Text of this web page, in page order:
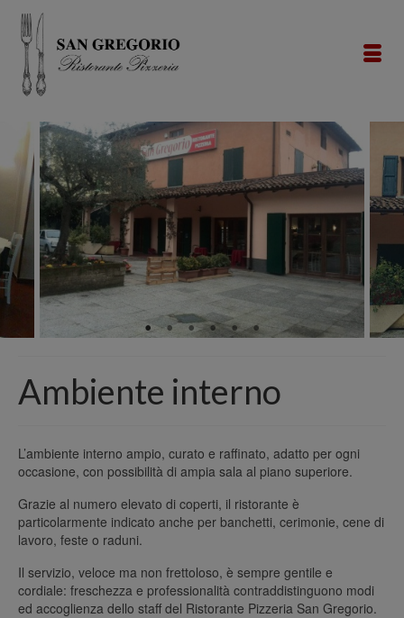
Ambiente interno
L’ambiente interno ampio, curato e raffinato, adatto per ogni
occasione, con possibilità di ampia sala al piano superiore.
Grazie al numero elevato di coperti, il ristorante è
particolarmente indicato anche per banchetti, cerimonie, cene di
lavoro, feste o raduni.
Il servizio, veloce ma non frettoloso, è sempre gentile e
cordiale: freschezza e professionalità contraddistinguono modi
ed accoglienza dello staff del Ristorante Pizzeria San Gregorio.